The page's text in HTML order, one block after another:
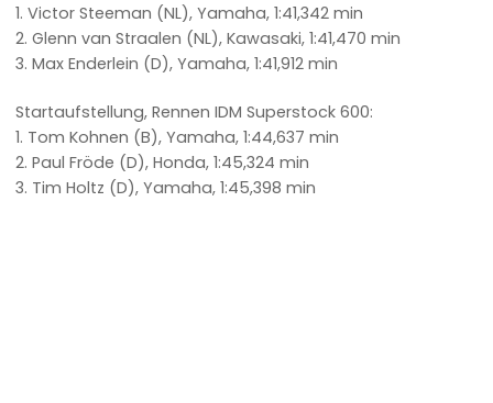
1. Victor Steeman (NL), Yamaha, 1:41,342 min
2. Glenn van Straalen (NL), Kawasaki, 1:41,470 min
3. Max Enderlein (D), Yamaha, 1:41,912 min
Startaufstellung, Rennen IDM Superstock 600:
1. Tom Kohnen (B), Yamaha, 1:44,637 min
2. Paul Fröde (D), Honda, 1:45,324 min
3. Tim Holtz (D), Yamaha, 1:45,398 min